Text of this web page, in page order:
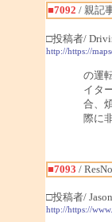
■7092 / 親記
□投稿者/
http://https://
の運
イタ
合、
際に
■7093 /
□投稿者/
http://https://